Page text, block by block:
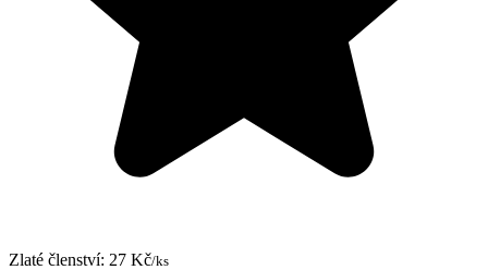
Zlaté členství: 27 Kč/ks